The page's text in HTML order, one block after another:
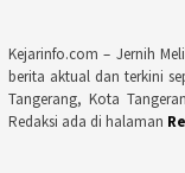
Kejarinfo.com – Jernih
berita aktual dan terkini
Tangerang, Kota
Redaksi ada di halaman